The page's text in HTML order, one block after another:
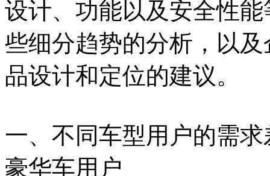
设计、功能以及安全性
些细分趋势的分析，以
品设计和定位的建议。
一、不同车型用户的需求
豪华车用户